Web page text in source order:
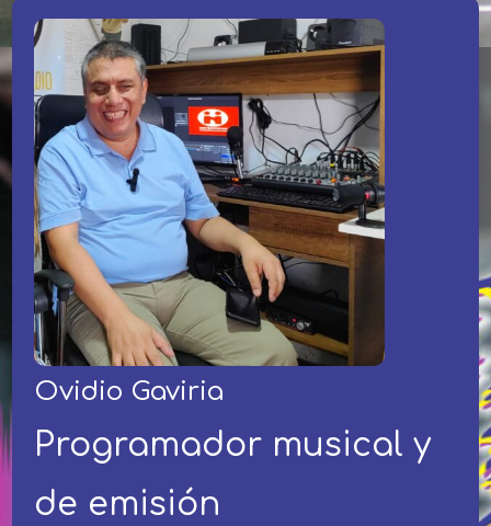
Ovidio Gaviria
Programador musical y
de emisión